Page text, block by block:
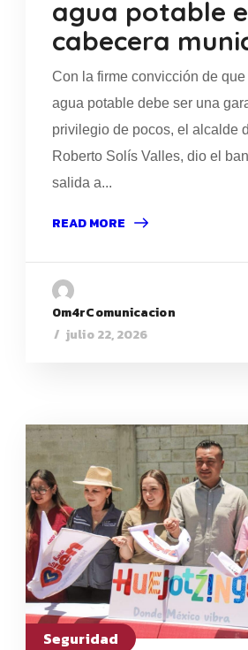
agua potable
cabecera
Con la firme convicción de que
agua potable debe ser una
privilegio de pocos, el alcalde
Roberto Solís Valles, dio el
salida a...
READ MORE
0m4rComunicacion
julio 22, 2026
Seguridad